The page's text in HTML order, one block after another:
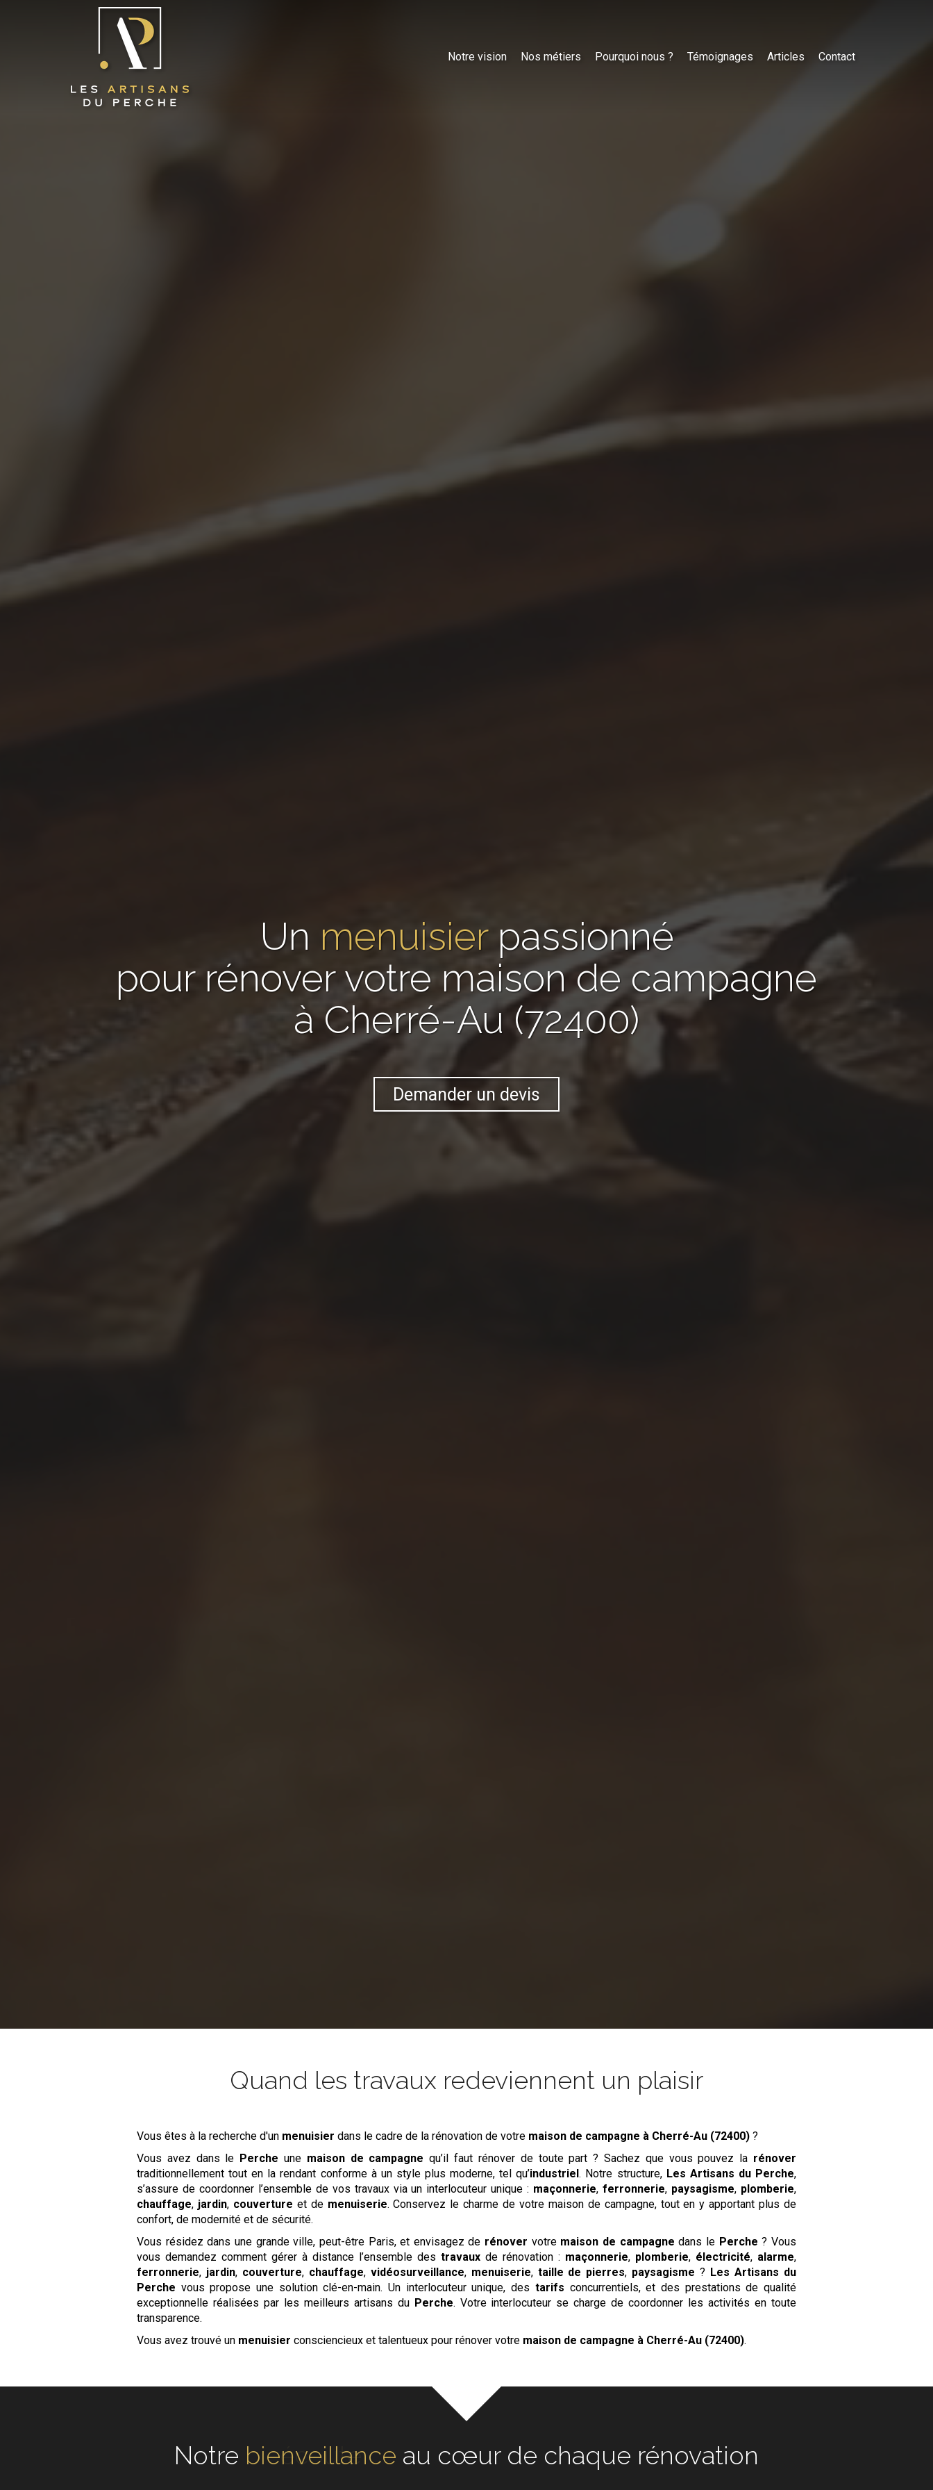
Notre vision Nos métiers Pourquoi nous ? Témoignages Articles Contact
Un menuisierpassionné
pour rénover votre maison de campagne
à Cherré-Au (72400)
Demander un devis
Quand les travaux redeviennent un plaisir
Vous êtes à la recherche d'un menuisier dans le cadre de la rénovation de votre maison de campagne à Cherré-Au (72400) ?
Vous avez dans le Perche une maison de campagne qu’il faut rénover de toute part ? Sachez que vous pouvez la rénover
traditionnellement tout en la rendant conforme à un style plus moderne, tel qu’industriel. Notre structure, Les Artisans du Perche,
s’assure de coordonner l’ensemble de vos travaux via un interlocuteur unique : maçonnerie,ferronnerie, paysagisme, plomberie,
chauffage, jardin, couverture et de menuiserie. Conservez le charme de votre maison de campagne, tout en y apportant plus de
confort, de modernité et de sécurité.
Vous résidez dans une grande ville, peut-être Paris, et envisagez de rénover votre maison de campagne dans le Perche ? Vous
vous demandez comment gérer à distance l’ensemble des travaux de rénovation : maçonnerie, plomberie, électricité, alarme,
ferronnerie, jardin, couverture, chauffage, vidéosurveillance, menuiserie, taille de pierres, paysagisme ? Les Artisans du
Perche vous propose une solution clé-en-main. Un interlocuteur unique, des tarifs concurrentiels, et des prestations de qualité
exceptionnelle réalisées par les meilleurs artisans du Perche. Votre interlocuteur se charge de coordonner les activités en toute
transparence.
Vous avez trouvé un menuisier consciencieux et talentueux pour rénover votre maison de campagne à Cherré-Au (72400).
Notreécouteau cœur de chaque rénovation